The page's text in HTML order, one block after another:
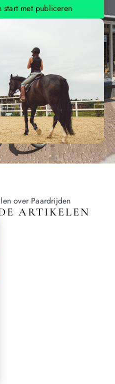
start met publiceren
over Paardrijden
ARTIKELEN